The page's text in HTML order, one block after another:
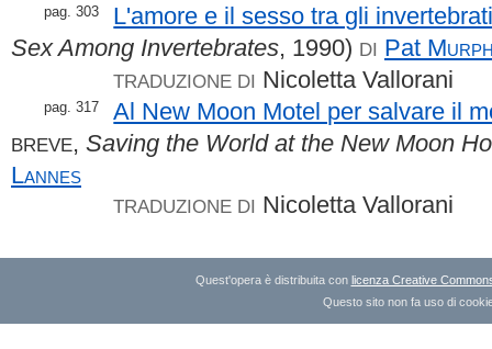
pag. 303
L'amore e il sesso tra gli
Sex Among Invertebrates, 1990) DI Pat
TRADUZIONE DI Nicoletta Vallorani
pag. 317 Al New Moon Motel per salvare il
BREVE, Saving the World at the New Moon
Lannes
TRADUZIONE DI Nicoletta Vallorani
Quest'opera è distribuita con licenza Creative
Questo sito non fa uso di